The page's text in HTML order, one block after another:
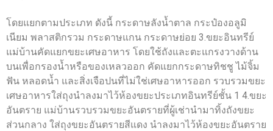
โดยแยกตามประเภท ดังนี้ กระดาษลังน้ำตาล กระป๋องอลูมิ
เนียม พลาสติกรวม กระดาษแกน กระดาษย่อย 3.ขยะอินทรีย์
แม่บ้านคัดแยกขยะเศษอาหาร โดยใช้ถังและตะแกรงวางด้าน
บนเพื่อกรองน้ำหรือของเหลวออก คัดแยกกระดาษทิชชู ไม้จิ้ม
ฟัน หลอดน้ำ และสิ่งเจือปนที่ไม่ใช่เศษอาหารออก รวบรวมขยะ
เศษอาหารใส่ถุงนำลงมาไว้ห้องขยะประเภทอินทรีย์ชั้น 1 4.ขยะ
อันตราย แม่บ้านรวบรวมขยะอันตรายที่ผู้เช่านำมาทิ้งถังขยะ
ส่วนกลาง ใส่ถุงขยะอันตรายสีแดง นำลงมาไว้ห้องขยะอันตราย